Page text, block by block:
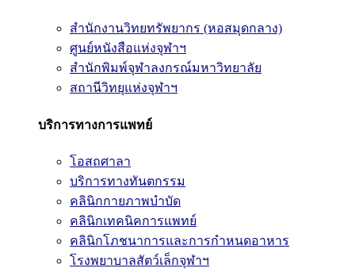
สำนักงานวิทยทรัพยากร (หอสมุดกลาง)
ศูนย์หนังสือแห่งจุฬาฯ
สำนักพิมพ์จุฬาลงกรณ์มหาวิทยาลัย
สถานีวิทยุแห่งจุฬาฯ
บริการทางการแพทย์
โอสถศาลา
บริการทางทันตกรรม
คลินิกกายภาพบำบัด
คลินิกเทคนิคการแพทย์
คลินิกโภชนาการและการกำหนดอาหาร
โรงพยาบาลสัตว์เล็กจุฬาฯ